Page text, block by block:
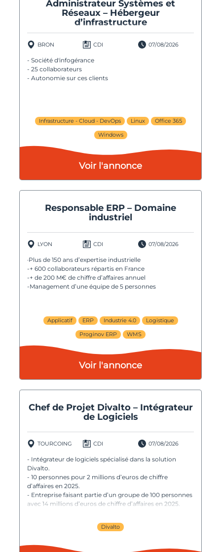
Administrateur Systèmes et
Réseaux – Hébergeur
d’infrastructure
BRON CDI 07/08/2026
- Société d'infogérance
- 25 collaborateurs
- Autonomie sur ces clients
Infrastructure - Cloud - DevOps Linux
Office 365
Windows
Voir l'annonce
Responsable ERP – Domaine
industriel
LYON CDI 07/08/2026
·Plus de 150 ans d’expertise industrielle
-+ 600 collaborateurs répartis en France
-+ de 200 M€ de chiffre d’affaires annuel
-Management d’une équipe de 5 personnes
Applicatif ERP Industrie 4.0
Logistique
Proginov ERP
WMS
Voir l'annonce
Chef de Projet Divalto – Intégrateur
de Logiciels
TOURCOING CDI 07/08/2026
- Intégrateur de logiciels spécialisé dans la solution
Divalto.
- 10 personnes pour 2 millions d’euros de chiffre
d’affaires en 2025.
- Entreprise faisant partie d’un groupe de 100 personnes
avec 14 millions d’euros de chiffre d’affaires en 2025.
Divalto